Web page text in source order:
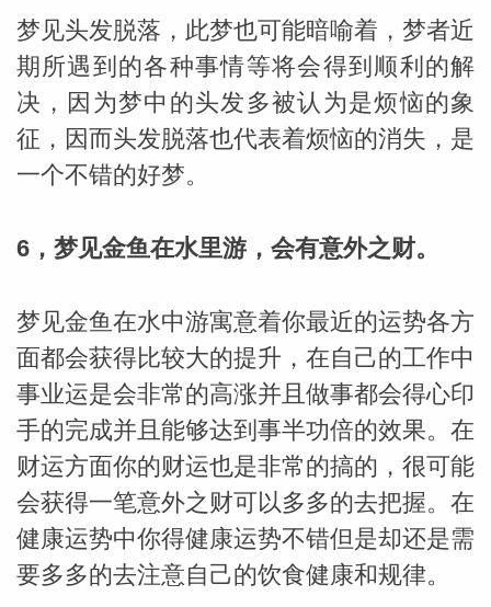
梦见头发脱落，此梦也可能暗喻着，梦者近
期所遇到的各种事情等将会得到顺利的解
决，因为梦中的头发多被认为是烦恼的象
征，因而头发脱落也代表着烦恼的消失，是
一个不错的好梦。
6，梦见金鱼在水里游，会有意外之财。
梦见金鱼在水中游寓意着你最近的运势各方
面都会获得比较大的提升，在自己的工作中
事业运是会非常的高涨并且做事都会得心印
手的完成并且能够达到事半功倍的效果。在
财运方面你的财运也是非常的搞的，很可能
会获得一笔意外之财可以多多的去把握。在
健康运势中你得健康运势不错但是却还是需
要多多的去注意自己的饮食健康和规律。